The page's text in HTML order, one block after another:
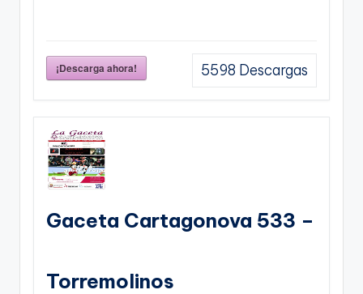
¡Descarga ahora! 5598 Descargas
Gaceta Cartagonova 533 –
Torremolinos